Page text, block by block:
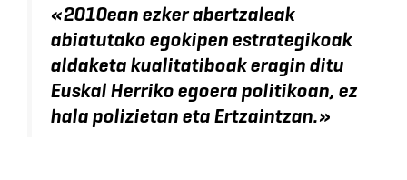
«2010ean ezker abertzaleak
abiatutako egokipen estrategikoak
aldaketa kualitatiboak eragin ditu
Euskal Herriko egoera politikoan, ez
hala polizietan eta Ertzaintzan.»